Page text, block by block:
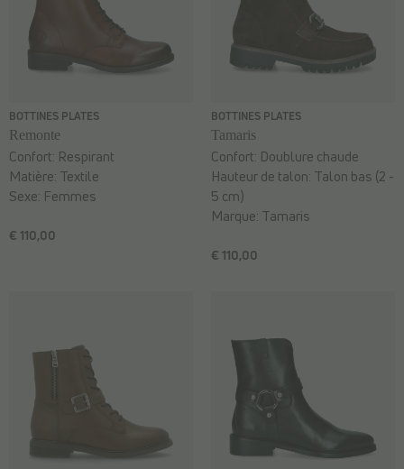
BOTTINES PLATES
Remonte
€ 110,00
Confort: Respirant
Matière: Textile
Sexe: Femmes
BOTTINES PLATES
Tamaris
€ 110,00
Confort: Doublure chaude
Hauteur de talon: Talon bas (2 -
5 cm)
Marque: Tamaris